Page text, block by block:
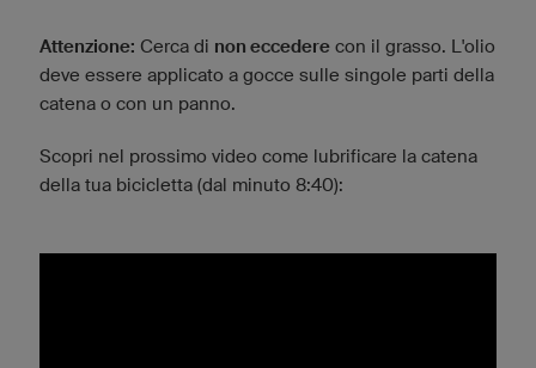
Attenzione: Cerca di non eccedere con il grasso. L'olio
deve essere applicato a gocce sulle singole parti della
catena o con un panno.
Scopri nel prossimo video come lubrificare la catena
della tua bicicletta (dal minuto 8:40):